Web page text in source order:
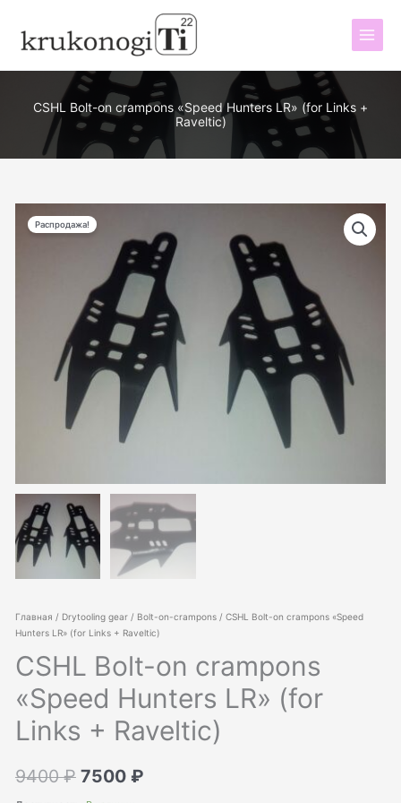
содержимому
CSHL Bolt-on crampons «Speed Hunters LR» (for Links +
Raveltic)
Распродажа!
Главная / Drytooling gear/ Bolt-on-crampons/ CSHL Bolt-on crampons «Speed
Hunters LR» (for Links + Raveltic)
CSHL Bolt-on crampons
«Speed Hunters LR» (for
Links + Raveltic)
9400₽ Первоначальная
7500 ₽Текущая